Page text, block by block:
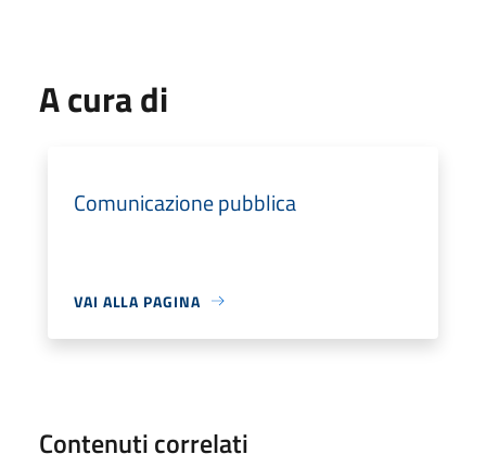
A cura di
Comunicazione pubblica
VAI ALLA PAGINA
Contenuti correlati